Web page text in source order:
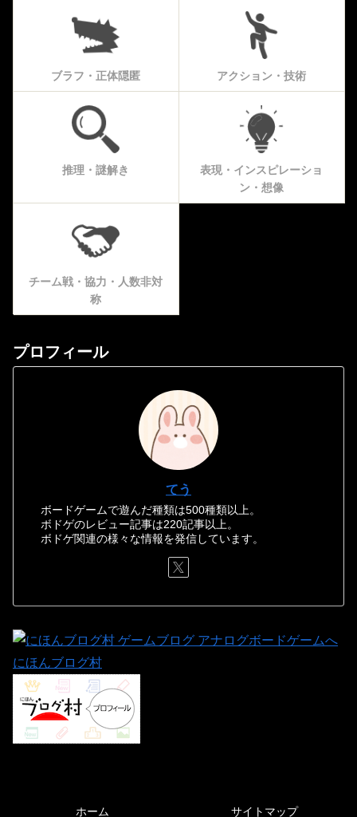
ブラフ・正体隠匿 アクション・技術
推理・謎解き
表現・インスピレーショ
ン・想像
チーム戦・協力・人数非対
称
プロフィール
てう
ボードゲームで遊んだ種類は500種類以上。
ボドゲのレビュー記事は220記事以上。
ボドゲ関連の様々な情報を発信しています。
にほんブログ村
ホーム サイトマップ